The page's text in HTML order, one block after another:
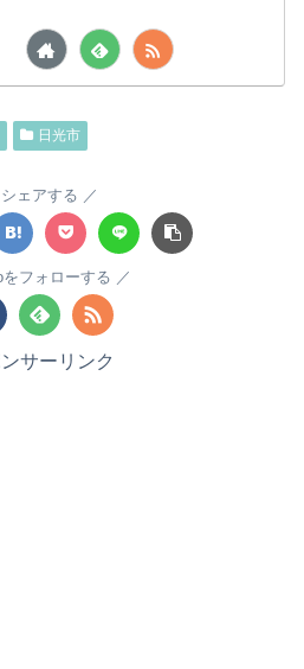
日光市
シェアする
をフォローする
サーリンク